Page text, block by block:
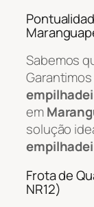
Sabemos
em
solução
Frota de
NR12)